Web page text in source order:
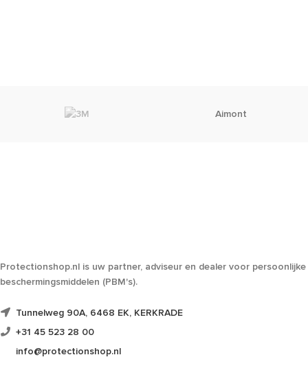
Aimont
Protectionshop.nl is uw partner, adviseur en dealer voor persoonlijke
beschermingsmiddelen (PBM's).
Tunnelweg 90A, 6468 EK, KERKRADE
+31 45 523 28 00
info@protectionshop.nl